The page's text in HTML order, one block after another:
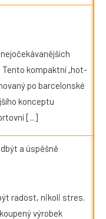
kompaktní „hot-
po barcelonské
konceptu
[...]
a úspěšně
radost, nikoli stres.
výrobek